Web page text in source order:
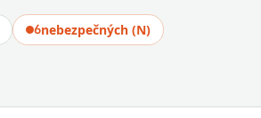
6nebezpečných (N)